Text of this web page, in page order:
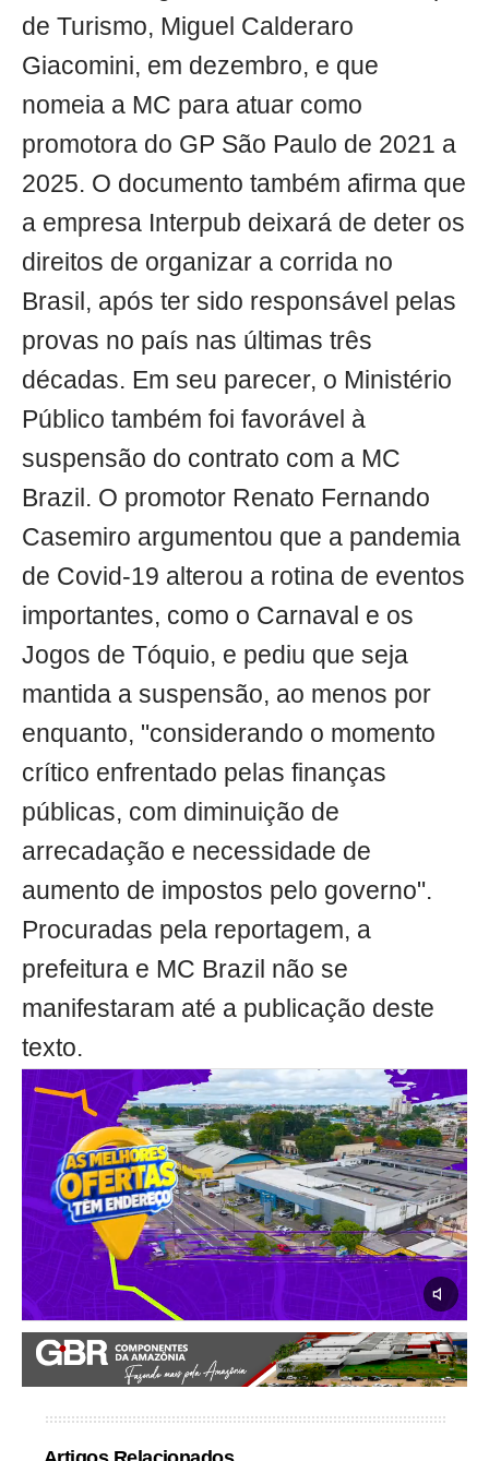
de Turismo, Miguel Calderaro
Giacomini, em dezembro, e que
nomeia a MC para atuar como
promotora do GP São Paulo de 2021 a
2025. O documento também afirma que
a empresa Interpub deixará de deter os
direitos de organizar a corrida no
Brasil, após ter sido responsável pelas
provas no país nas últimas três
décadas. Em seu parecer, o Ministério
Público também foi favorável à
suspensão do contrato com a MC
Brazil. O promotor Renato Fernando
Casemiro argumentou que a pandemia
de Covid-19 alterou a rotina de eventos
importantes, como o Carnaval e os
Jogos de Tóquio, e pediu que seja
mantida a suspensão, ao menos por
enquanto, "considerando o momento
crítico enfrentado pelas finanças
públicas, com diminuição de
arrecadação e necessidade de
aumento de impostos pelo governo".
Procuradas pela reportagem, a
prefeitura e MC Brazil não se
manifestaram até a publicação deste
texto.